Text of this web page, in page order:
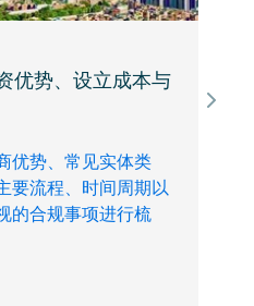
优势、设立成本与
优势、常见实体类
要流程、时间周期以
的合规事项进行梳